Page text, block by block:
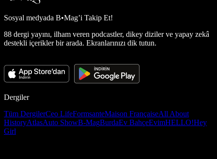
Sosyal medyada B•Mag’i Takip Et!
88 dergi yayını, ilham veren podcastler, dikey diziler ve yapay zekâ
destekli içerikler bir arada. Ekranlarınızı dik tutun.
Dergiler
Tüm DergilerCeo LifeFormsanteMaison FrançaiseAll About
HistoryAtlasAuto ShowB-MagBurdaEv BahçeEvimHELLO!Hey
Girl